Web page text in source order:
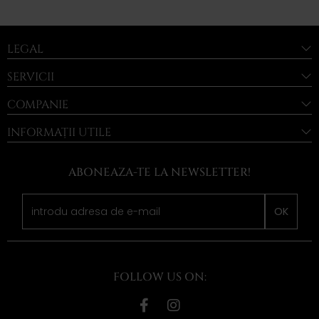
LEGAL
SERVICII
COMPANIE
INFORMAȚII UTILE
ABONEAZA-TE LA NEWSLETTER!
OK
FOLLOW US ON: